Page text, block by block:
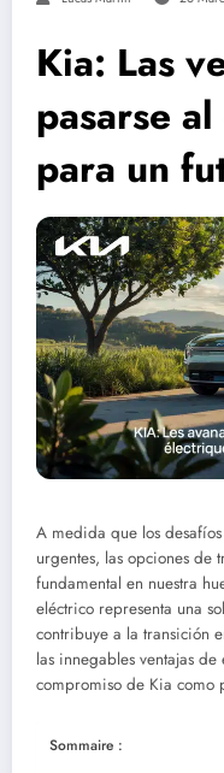
Kia: Las
pasarse
para un
A medida que los
urgentes, las opciones de
fundamental en nuestra
eléctrico representa una
contribuye a la transición
las innegables ventajas
compromiso de Kia como
Sommaire :